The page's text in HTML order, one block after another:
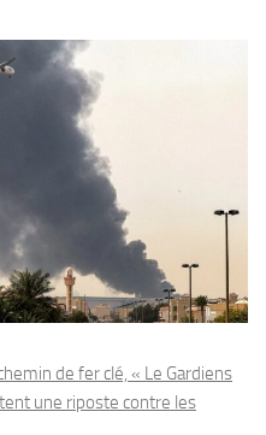
de fer clé, « Le Gardiens
une riposte contre les